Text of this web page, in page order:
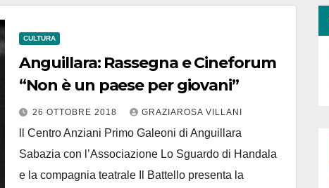
CULTURA
Anguillara: Rassegna e Cineforum
“Non è un paese per giovani”
26 OTTOBRE 2018 GRAZIAROSA VILLANI
ll Centro Anziani Primo Galeoni di Anguillara
Sabazia con l’Associazione Lo Sguardo di Handala
e la compagnia teatrale Il Battello presenta la